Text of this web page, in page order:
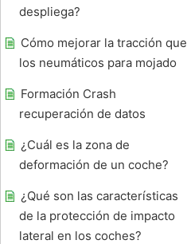
despliega?
Cómo mejorar la tracción que
los neumáticos para mojado
Formación Crash
recuperación de datos
¿Cuál es la zona de
deformación de un coche?
¿Qué son las características
de la protección de impacto
lateral en los coches?